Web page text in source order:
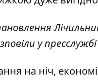
у пресслужбі
на ніч,